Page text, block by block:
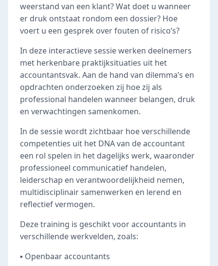
weerstand van een klant? Wat doet u wanneer
er druk ontstaat rondom een dossier? Hoe
voert u een gesprek over fouten of risico’s?
In deze interactieve sessie werken deelnemers
met herkenbare praktijksituaties uit het
accountantsvak. Aan de hand van dilemma’s en
opdrachten onderzoeken zij hoe zij als
professional handelen wanneer belangen, druk
en verwachtingen samenkomen.
In de sessie wordt zichtbaar hoe verschillende
competenties uit het DNA van de accountant
een rol spelen in het dagelijks werk, waaronder
professioneel communicatief handelen,
leiderschap en verantwoordelijkheid nemen,
multidisciplinair samenwerken en lerend en
reflectief vermogen.
Deze training is geschikt voor accountants in
verschillende werkvelden, zoals:
▪️ Openbaar accountants